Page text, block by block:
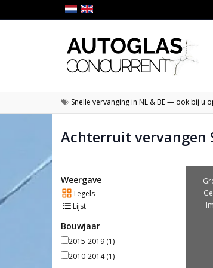
Snelle vervanging in NL & BE — ook bij u
Achterruit vervangen
Weergave
Tegels
Lijst
Bouwjaar
2015-2019 (1)
2010-2014(1)